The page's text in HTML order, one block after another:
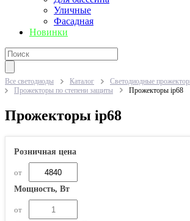
Уличные
Фасадная
Новинки
Все светодиоды Каталог
Светодиодные
Прожекторы по степени защиты
Прожекторы ip68
Прожекторы ip68
Розничная цена
от
Мощность, Вт
от